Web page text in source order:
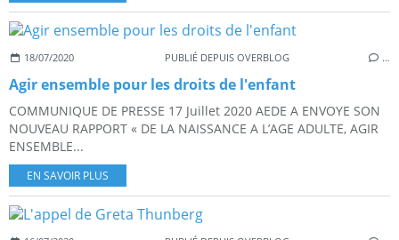
18/07/2020 PUBLIÉ DEPUIS OVERBLOG …
Agir ensemble pour les droits de l'enfant
COMMUNIQUE DE PRESSE 17 Juillet 2020 AEDE A ENVOYE SON
NOUVEAU RAPPORT « DE LA NAISSANCE A L’AGE ADULTE, AGIR
ENSEMBLE...
EN SAVOIR PLUS